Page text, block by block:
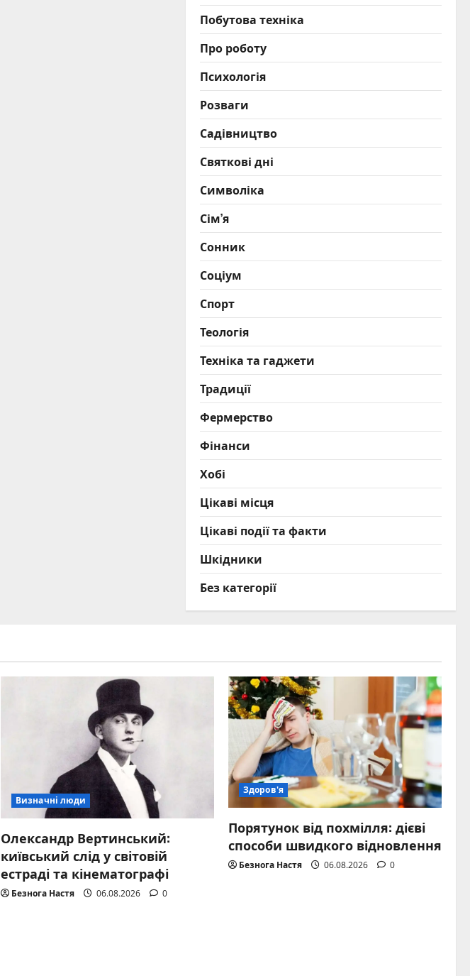
Побутова техніка
Про роботу
Психологія
Розваги
Садівництво
Святкові дні
Символіка
Сім’я
Сонник
Соціум
Спорт
Теологія
Техніка та гаджети
Традиції
Фермерство
Фінанси
Хобі
Цікаві місця
Цікаві події та факти
Шкідники
Без категорії
Визначні люди
Олександр Вертинський:
київський слід у світовій
естраді та кінематографі
Безнога Настя 06.08.2026 0
Здоров'я
Порятунок від похмілля: дієві
способи швидкого відновлення
Безнога Настя 06.08.2026 0